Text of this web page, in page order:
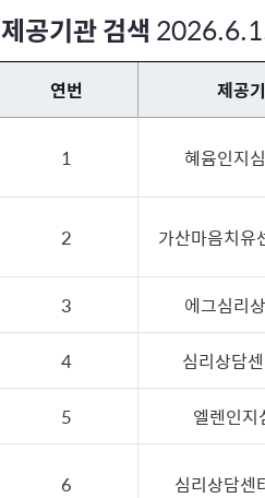
제공기관 검색
연번 제공
1 혜윰인지
2 가산마음치유
3 에그심리
4 심리상담
5 엘렌인지
6 심리상담센